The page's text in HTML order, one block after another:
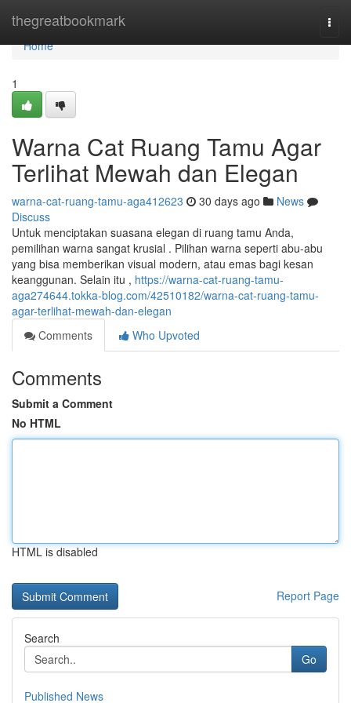
thegreatbookmark
Home
Home
1
Warna Cat Ruang Tamu Agar
Terlihat Mewah dan Elegan
warna-cat-ruang-tamu-aga412623 30 days ago
News
Discuss
Untuk menciptakan suasana elegan di ruang tamu Anda,
pemilihan warna sangat krusial . Pilihan warna seperti abu-abu
yang bisa memberikan visual modern, atau emas bagi kesan
keanggunan. Selain itu , https://warna-cat-ruang-tamu-
aga274644.tokka-blog.com/42510182/warna-cat-ruang-tamu-
agar-terlihat-mewah-dan-elegan
Comments
Who Upvoted
Comments
Submit a Comment
No HTML
HTML is disabled
Report Page
Search
Go
Published News